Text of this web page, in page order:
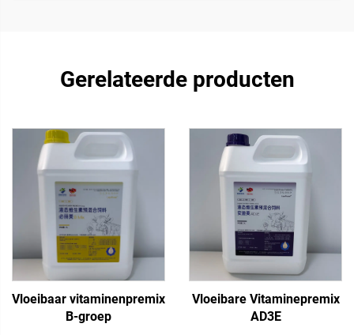
Gerelateerde producten
Vloeibaar vitaminenpremix
B-groep
Vloeibare Vitaminepremix
AD3E